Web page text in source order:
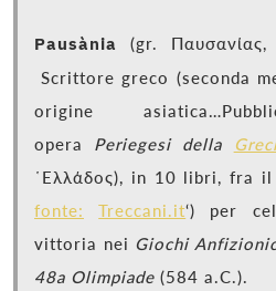
Pausània (gr.
Scrittore greco (seconda
origine
opera Periegesi della
῾Ελλάδος), in 10 libri, fra il
fonte:
Treccani.it‘) per
vittoria nei Giochi
48a Olimpiade (584 a.C.).